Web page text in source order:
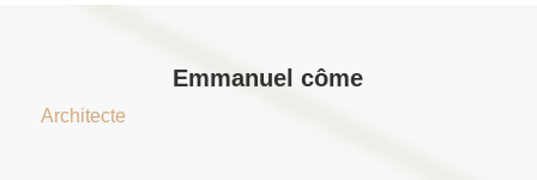
Emmanuel côme
Architecte